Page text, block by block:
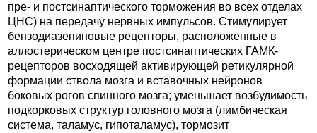
пре- и постсинаптического торможения во всех отделах
ЦНС) на передачу нервных импульсов. Стимулирует
бензодиазепиновые рецепторы, расположенные в
аллостерическом центре постсинаптических ГАМК-
рецепторов восходящей активирующей ретикулярной
формации ствола мозга и вставочных нейронов
боковых рогов спинного мозга; уменьшает возбудимость
подкорковых структур головного мозга (лимбическая
система, таламус, гипоталамус), тормозит